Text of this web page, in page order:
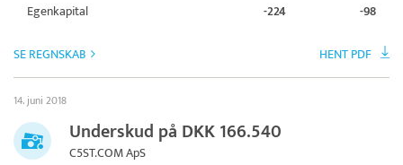
Egenkapital
-224 -98
SE REGNSKAB HENT PDF
14. juni 2018
Underskud på DKK 166.540
C5ST.COM ApS